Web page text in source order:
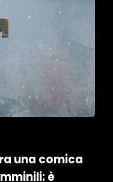
una comica
è